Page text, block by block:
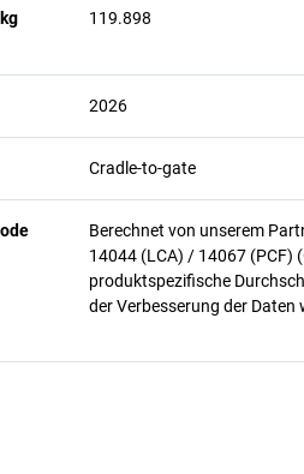
119.898
2026
Cradle-to-gate
Berechnet von unserem
14044 (LCA) / 14067 (PCF)
produktspezifische
der Verbesserung der